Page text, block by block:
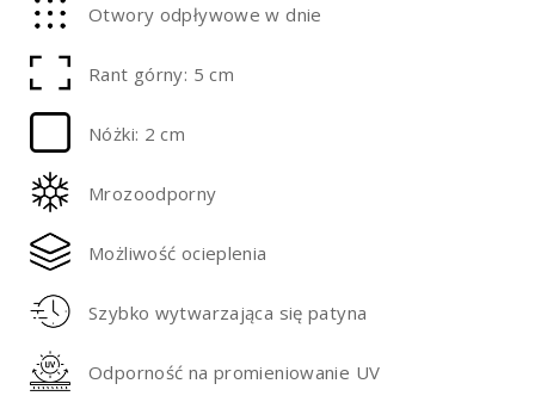
Otwory odpływowe w dnie
Rant górny: 5 cm
Nóżki: 2 cm
Mrozoodporny
Możliwość ocieplenia
Szybko wytwarzająca się patyna
Odporność na promieniowanie UV